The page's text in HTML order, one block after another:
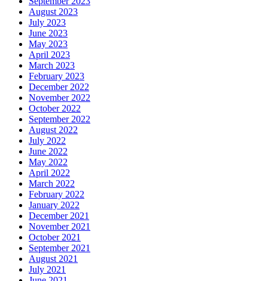
August 2023
July 2023
June 2023
May 2023
April 2023
March 2023
February 2023
December 2022
November 2022
October 2022
September 2022
August 2022
July 2022
June 2022
May 2022
April 2022
March 2022
February 2022
January 2022
December 2021
November 2021
October 2021
September 2021
August 2021
July 2021